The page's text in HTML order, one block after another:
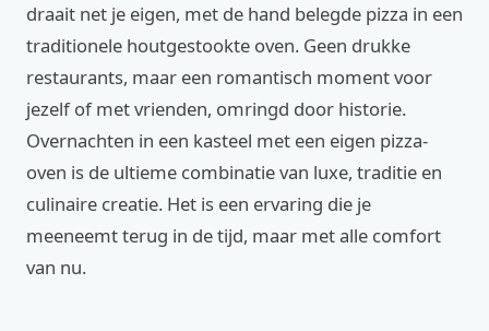
draait net je eigen, met de hand belegde pizza in een
traditionele houtgestookte oven. Geen drukke
restaurants, maar een romantisch moment voor
jezelf of met vrienden, omringd door historie.
Overnachten in een kasteel met een eigen pizza-
oven is de ultieme combinatie van luxe, traditie en
culinaire creatie. Het is een ervaring die je
meeneemt terug in de tijd, maar met alle comfort
van nu.